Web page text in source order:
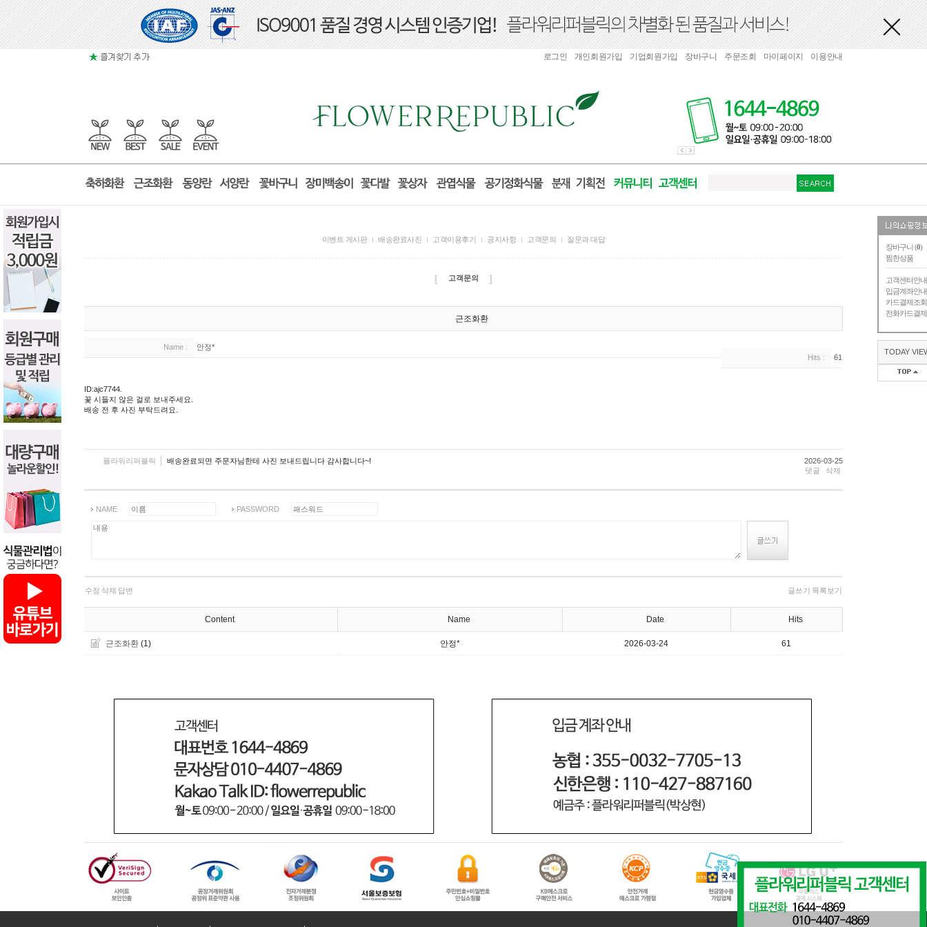
장바구니 (0)
찜한상품
고객센터안내
입금계좌안내
카드결제조회
전화카드결제
TODAY
로그인 개인회원가입 기업회원가입 장바구니 주문조회 마이페이지 이용안내
이벤트 게시판 배송완료사진 고객이용후기 공지사항 고객문의 질문과 대답
[ 고객문의 ]
근조화환
Name :
안정*
Hits :
61
ID:ajc7744.
꽃 시들지 않은 걸로 보내주세요.
배송 전 후 사진 부탁드려요.
플라워리퍼블릭 배송완료되면 주문자님한테 사진 보내드립니다 감사합니다~!
2026-03-25
댓글
삭제
NAME PASSWORD
수정 삭제 답변 글쓰기 목록보기
Content Name Date Hits
근조화환 (1) 안정* 2026-03-24 61